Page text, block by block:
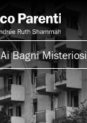
Ai Bagni Misteriosi